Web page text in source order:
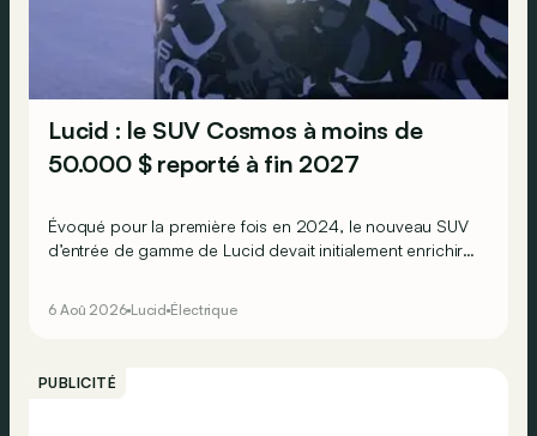
Lucid : le SUV Cosmos à moins de
50.000 $ reporté à fin 2027
Évoqué pour la première fois en 2024, le nouveau SUV
d’entrée de gamme de Lucid devait initialement enrichir
6 Aoû 2026 Lucid Électrique
PUBLICITÉ